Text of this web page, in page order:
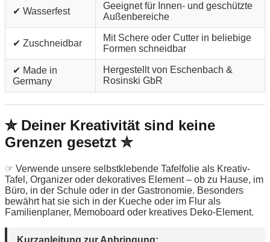
✔ Wasserfest
Geeignet für Innen- und geschützte
Außenbereiche
✔ Zuschneidbar
Mit Schere oder Cutter in beliebige
Formen schneidbar
✔ Made in
Germany
Hergestellt von Eschenbach &
Rosinski GbR
✮ Deiner Kreativität sind keine
Grenzen gesetzt ✮
☞ Verwende unsere selbstklebende Tafelfolie als Kreativ-
Tafel, Organizer oder dekoratives Element – ob zu Hause, im
Büro, in der Schule oder in der Gastronomie. Besonders
bewährt hat sie sich in der Kueche oder im Flur als
Familienplaner, Memoboard oder kreatives Deko-Element.
Kurzanleitung zur Anbringung: